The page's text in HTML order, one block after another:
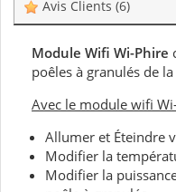
Avis Clients (6)
Module Wifi Wi-Phire
poêles à granulés de
Avec le module wifi
Allumer et Éteindre
Modifier la
Modifier la